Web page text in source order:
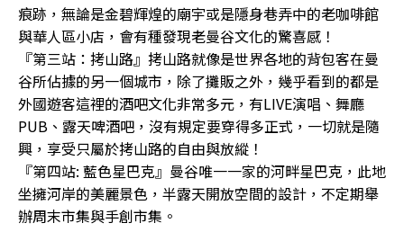
痕跡，無論是金碧輝煌的廟宇或是隱身巷弄中的老咖啡館
與華人區小店，會有種發現老曼谷文化的驚喜感！
『第三站：拷山路』拷山路就像是世界各地的背包客在曼
谷所佔據的另⼀個城市，除了攤販之外，幾乎看到的都是
外國遊客這裡的酒吧文化非常多元，有LIVE演唱、舞廳
PUB、露天啤酒吧，沒有規定要穿得多正式，一切就是隨
興，享受只屬於拷山路的自由與放縱！
『第四站: 藍色星巴克』曼谷唯一一家的河畔星巴克，此地
坐擁河岸的美麗景色，半露天開放空間的設計，不定期舉
辦周末市集與手創市集。